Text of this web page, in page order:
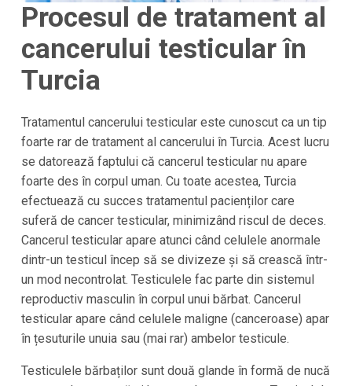
Procesul de tratament al
cancerului testicular în
Turcia
Tratamentul cancerului testicular este cunoscut ca un tip
foarte rar de tratament al cancerului în Turcia. Acest lucru
se datorează faptului că cancerul testicular nu apare
foarte des în corpul uman. Cu toate acestea, Turcia
efectuează cu succes tratamentul pacienților care
suferă de cancer testicular, minimizând riscul de deces.
Cancerul testicular apare atunci când celulele anormale
dintr-un testicul încep să se divizeze și să crească într-
un mod necontrolat. Testiculele fac parte din sistemul
reproductiv masculin în corpul unui bărbat. Cancerul
testicular apare când celulele maligne (canceroase) apar
în țesuturile unuia sau (mai rar) ambelor testicule.
Testiculele bărbaților sunt două glande în formă de nucă